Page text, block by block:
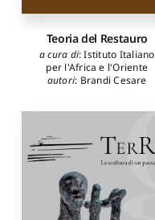
Teoria del Restauro
a cura di:Istituto Italiano
per l'Africa e l'Oriente
autori: Brandi Cesare